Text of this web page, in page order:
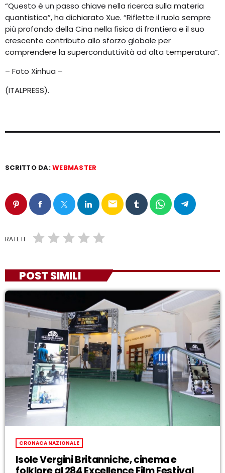
“Questo è un passo chiave nella ricerca sulla materia
quantistica”, ha dichiarato Xue. “Riflette il ruolo sempre
più profondo della Cina nella fisica di frontiera e il suo
crescente contributo allo sforzo globale per
comprendere la superconduttività ad alta temperatura”.
– Foto Xinhua –
(ITALPRESS).
SCRITTO DA:WEBMASTER
email
RATE IT
POST SIMILI
CRONACA NAZIONALE
Isole Vergini Britanniche, cinema e